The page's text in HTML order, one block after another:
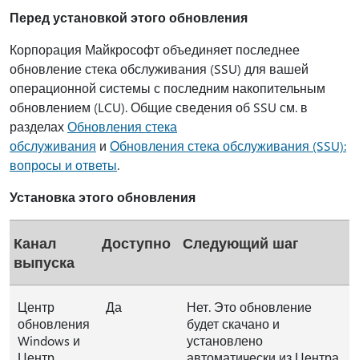
Перед установкой этого обновления
Корпорация Майкрософт объединяет последнее
обновление стека обслуживания (SSU) для вашей
операционной системы с последним накопительным
обновлением (LCU). Общие сведения об SSU см. в
разделахОбновления стека
обслуживания и Обновления стека обслуживания (SSU):
вопросы и ответы.
Установка этого обновления
Канал
выпуска
Доступно Следующий шаг
Центр
обновления
Windows и
Да
Нет. Это обновление
будет скачано и
установлено